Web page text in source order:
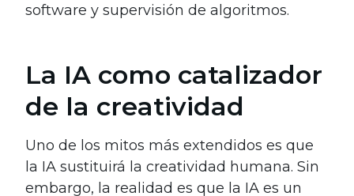
software y supervisión de algoritmos.
La IA como catalizador
de la creatividad
Uno de los mitos más extendidos es que
la IA sustituirá la creatividad humana. Sin
embargo, la realidad es que la IA es un